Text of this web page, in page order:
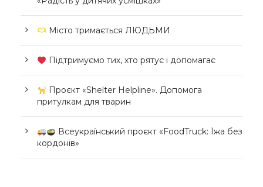
Місто тримається ЛЮДЬМИ
Підтримуємо тих, хто рятує і допомагає
Проєкт «Shelter Helpline». Допомога
притулкам для тварин
Всеукраїнський проєкт «FoodTruck: Їжа без
кордонів»